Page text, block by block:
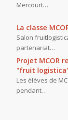
Mercourt…
La classe
Salon
partenariat…
Projet MCOR
"fruit
Les élèves de
pendant…